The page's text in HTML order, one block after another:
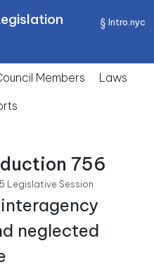
Intro.nyc
Members
Laws
756
Legislative Session
neglected